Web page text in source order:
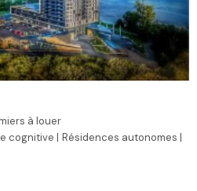
à louer
cognitive | Résidences autonomes |